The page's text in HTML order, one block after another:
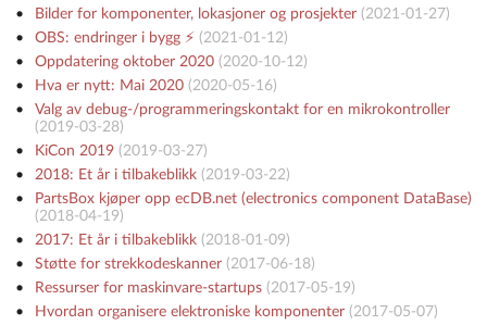
Bilder for komponenter, lokasjoner og prosjekter(2021-01-27)
OBS: endringer i bygg ⚡️ (2021-01-12)
Oppdatering oktober 2020(2020-10-12)
Hva er nytt: Mai 2020(2020-05-16)
Valg av debug-/programmeringskontakt for en mikrokontroller
(2019-03-28)
KiCon 2019(2019-03-27)
2018: Et år i tilbakeblikk(2019-03-22)
PartsBox kjøper opp ecDB.net (electronics component DataBase)
(2018-04-19)
2017: Et år i tilbakeblikk(2018-01-09)
Støtte for strekkodeskanner(2017-06-18)
Ressurser for maskinvare-startups(2017-05-19)
Hvordan organisere elektroniske komponenter(2017-05-07)